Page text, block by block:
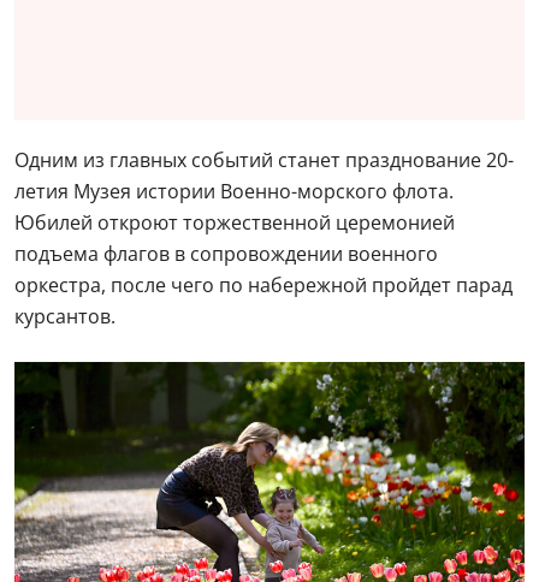
С 11:00 до 18:00 здесь будут работать площадки
исторических реконструкторов, где гостей научат
вязать морские узлы, познакомят с устройством
морской шлюпки и предложат отчеканить памятную
монету. Для детей подготовят мастер-классы по